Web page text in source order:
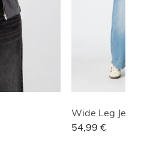
Wide Leg Jeans
54,99 €